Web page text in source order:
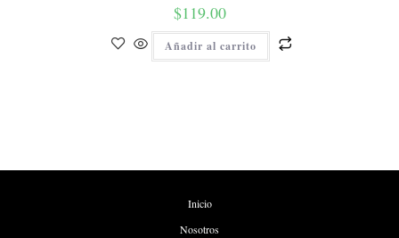
$119.00
Añadir al carrito
Inicio
Nosotros